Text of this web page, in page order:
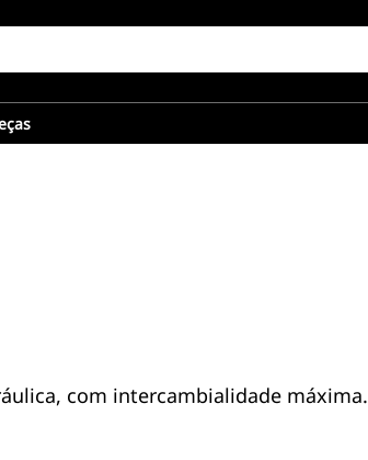
com intercambialidade máxima.